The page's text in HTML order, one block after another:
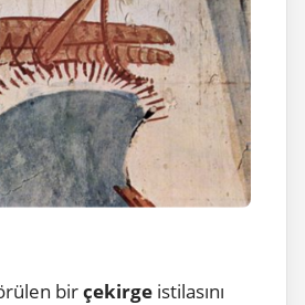
birçekirge istilasını